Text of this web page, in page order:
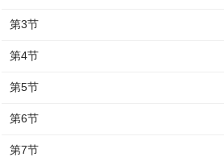
第3节
第4节
第5节
第6节
第7节